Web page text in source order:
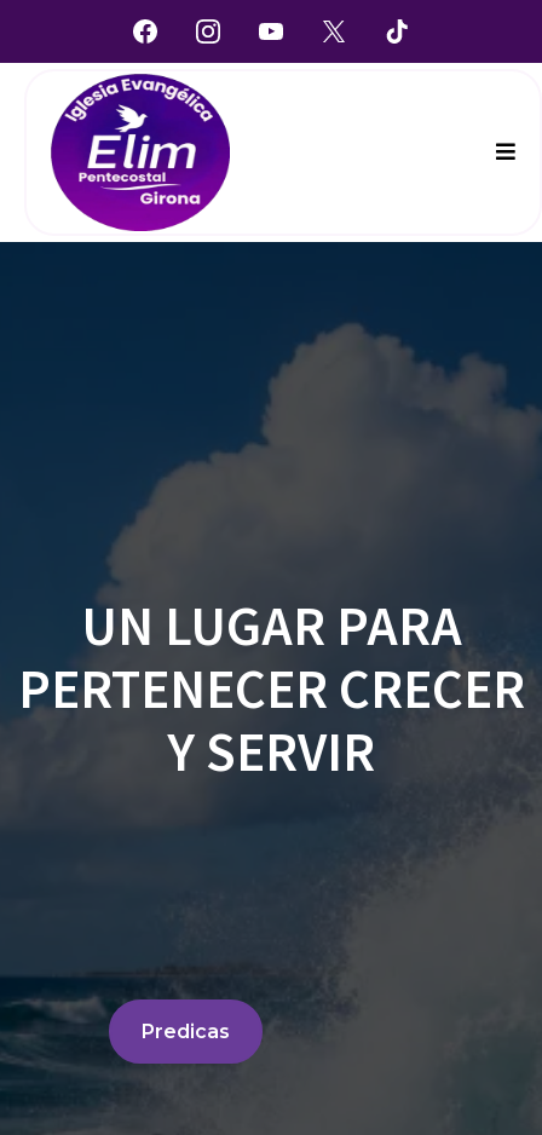
UN LUGAR PARA
PERTENECER CRECER
Y SERVIR
Predicas